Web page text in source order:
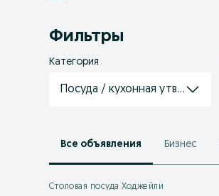
Фильтры
Категория
Посуда / кухонная утварь
Все объявления Бизнес
Столовая посуда Ходжейли